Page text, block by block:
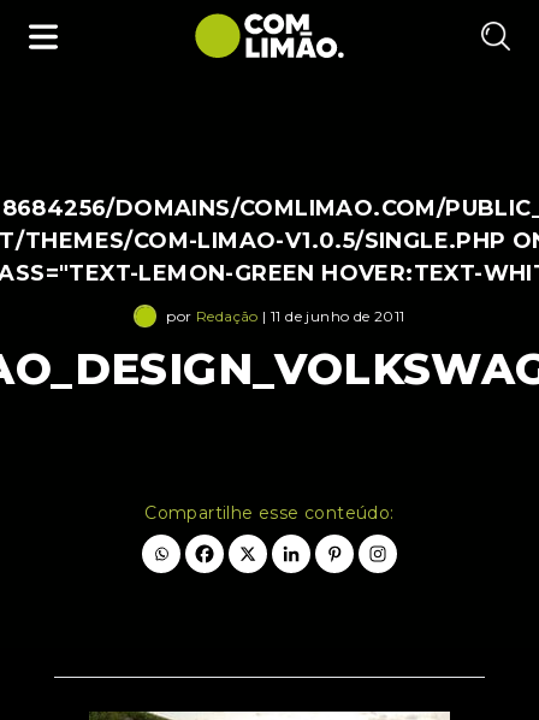
DOMAINS/COMLIMAO.COM/
THEMES/COM-LIMAO-V1.0.5/SINGLE.PHP
LEMON-GREEN HOVER:TEXT-
por Redação | 11 de junho de 2011
Compartilhe esse conteúdo: